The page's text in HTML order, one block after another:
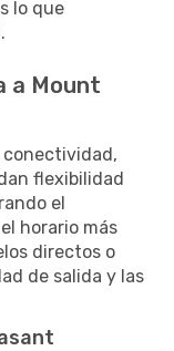
lo que
a Mount
conectividad,
flexibilidad
el
horario más
directos o
de salida y las